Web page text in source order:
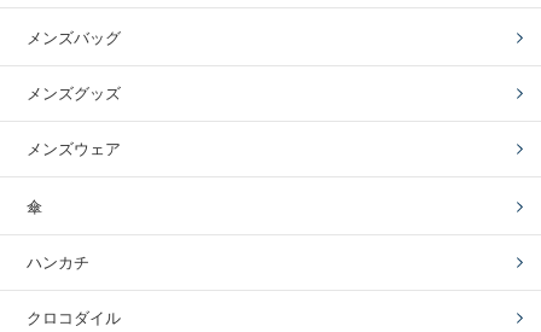
メンズバッグ
メンズグッズ
メンズウェア
傘
ハンカチ
クロコダイル